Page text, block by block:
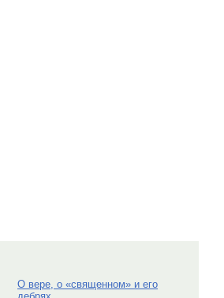
О вере, о «священном» и его